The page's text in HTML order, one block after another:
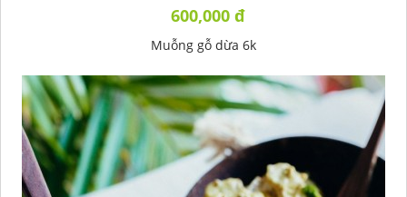
600,000 đ
Muỗng gỗ dừa 6k